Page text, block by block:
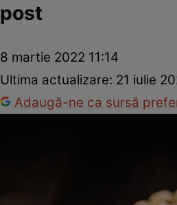
Mâncăruri rapide
post
8 martie 2022 11:14
Ultima actualizare: 21 iulie
Adaugă-ne ca sursă